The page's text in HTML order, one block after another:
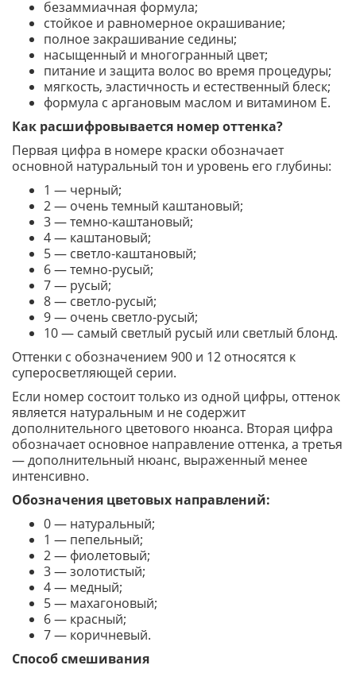
безаммиачная формула;
стойкое и равномерное окрашивание;
полное закрашивание седины;
насыщенный и многогранный цвет;
питание и защита волос во время процедуры;
мягкость, эластичность и естественный блеск;
формула с аргановым маслом и витамином Е.
Как расшифровывается номер оттенка?
Первая цифра в номере краски обозначает
основной натуральный тон и уровень его глубины:
1 — черный;
2 — очень темный каштановый;
3 — темно-каштановый;
4 — каштановый;
5 — светло-каштановый;
6 — темно-русый;
7 — русый;
8 — светло-русый;
9 — очень светло-русый;
10 — самый светлый русый или светлый блонд.
Оттенки с обозначением 900 и 12 относятся к
суперосветляющей серии.
Если номер состоит только из одной цифры, оттенок
является натуральным и не содержит
дополнительного цветового нюанса. Вторая цифра
обозначает основное направление оттенка, а третья
— дополнительный нюанс, выраженный менее
интенсивно.
Обозначения цветовых направлений:
0 — натуральный;
1 — пепельный;
2 — фиолетовый;
3 — золотистый;
4 — медный;
5 — махагоновый;
6 — красный;
7 — коричневый.
Способ смешивания